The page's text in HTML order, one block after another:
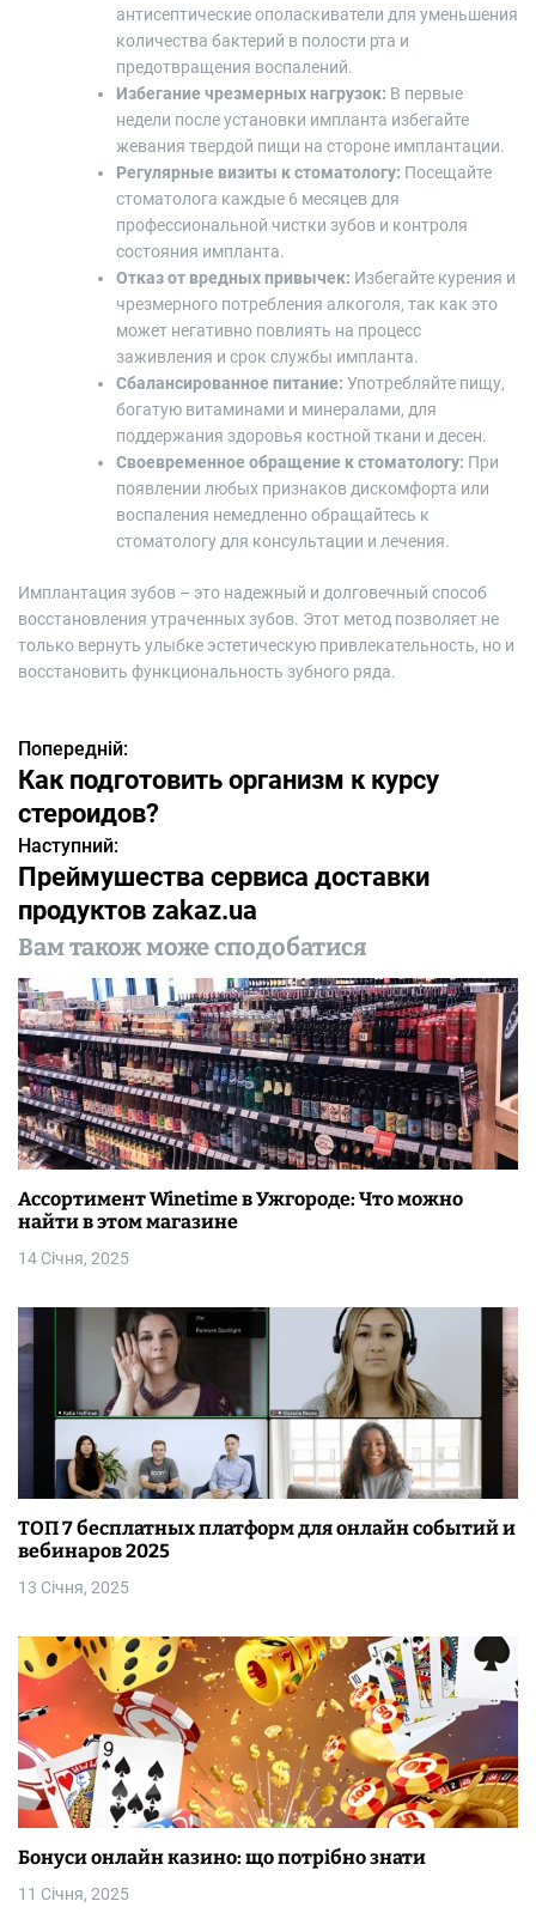
антисептические ополаскиватели для уменьшения
количества бактерий в полости рта и
предотвращения воспалений.
Избегание чрезмерных нагрузок: В первые
недели после установки импланта избегайте
жевания твердой пищи на стороне имплантации.
Регулярные визиты к стоматологу: Посещайте
стоматолога каждые 6 месяцев для
профессиональной чистки зубов и контроля
состояния импланта.
Отказ от вредных привычек: Избегайте курения и
чрезмерного потребления алкоголя, так как это
может негативно повлиять на процесс
заживления и срок службы импланта.
Сбалансированное питание: Употребляйте пищу,
богатую витаминами и минералами, для
поддержания здоровья костной ткани и десен.
Своевременное обращение к стоматологу: При
появлении любых признаков дискомфорта или
воспаления немедленно обращайтесь к
стоматологу для консультации и лечения.
Имплантация зубов – это надежный и долговечный способ
восстановления утраченных зубов. Этот метод позволяет не
только вернуть улыбке эстетическую привлекательность, но и
восстановить функциональность зубного ряда.
Н
а
в
і
г
а
ц
і
я
з
а
п
и
с
і
в
Попередній:
Как подготовить организм к курсу
стероидов?
Наступний:
Преймушества сервиса доставки
продуктов zakaz.ua
Вам також може сподобатися
Ассортимент Winetime в Ужгороде: Что можно
найти в этом магазине
14 Січня, 2025
ТОП 7 бесплатных платформ для онлайн событий и
вебинаров 2025
13 Січня, 2025
Бонуси онлайн казино: що потрібно знати
11 Січня, 2025